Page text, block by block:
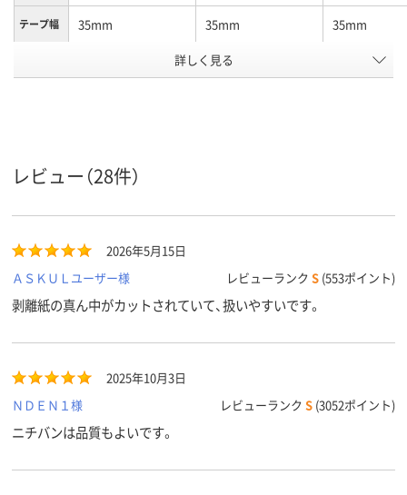
テープ幅 35mm 35mm 35mm
ループ
ブラック系 ブラック系
スコア
30
詳しく見る
レビュー（28件）
2026年5月15日
ＡＳＫＵＬユーザー様
レビューランク S (553ポイント)
剥離紙の真ん中がカットされていて、扱いやすいです。
2025年10月3日
ＮＤＥＮ１様
レビューランク S (3052ポイント)
ニチバンは品質もよいです。